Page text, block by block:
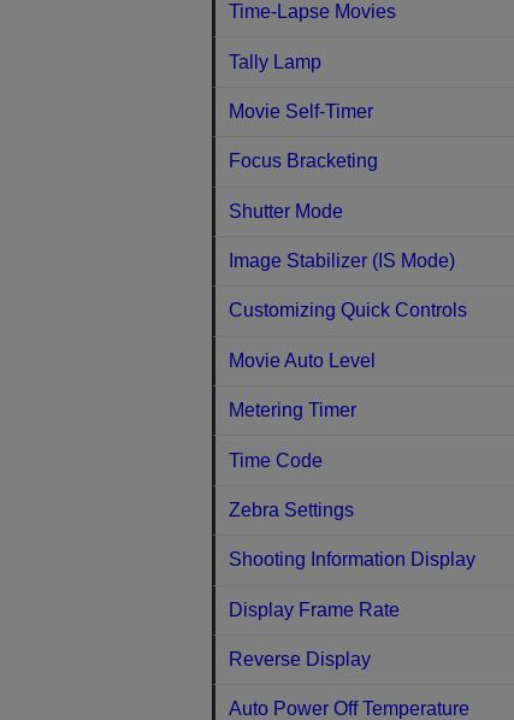
Time-Lapse Movies
Tally Lamp
Movie Self-Timer
Focus Bracketing
Shutter Mode
Image Stabilizer (IS Mode)
Customizing Quick Controls
Movie Auto Level
Metering Timer
Time Code
Zebra Settings
Shooting Information Display
Display Frame Rate
Reverse Display
Auto Power Off Temperature